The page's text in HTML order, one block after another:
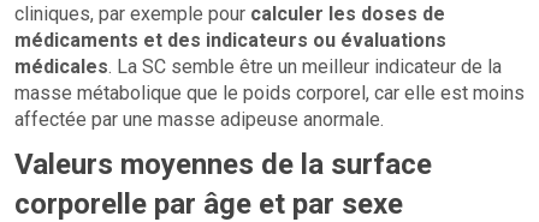
cliniques, par exemple pour calculer les doses de
médicaments et des indicateurs ou évaluations
médicales. La SC semble être un meilleur indicateur de la
masse métabolique que le poids corporel, car elle est moins
affectée par une masse adipeuse anormale.
Valeurs moyennes de la surface
corporelle par âge et par sexe